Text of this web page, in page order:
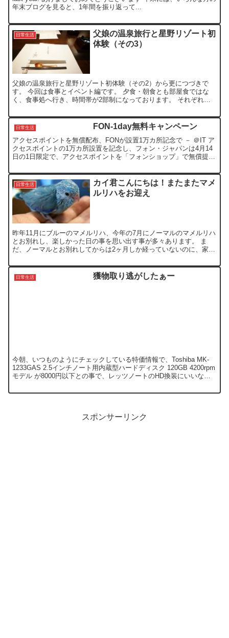
年末ブログを見ると、1年間を振り返って...
日常生活
父娘の温泉旅行と星野リゾート初
体験（その3）
父娘の温泉旅行と星野リゾート初体験（その2）から更につづきで
す。 今回は食事とイベント編です。 夕食・朝食とも部屋食ではな
く、食事処へ行き、時間帯が2部制になっております。 それぞれ、
日常生活 FON-1day無料キャンペーン
アクセスポイントを無償配布、FONが設置1万カ所記念で － ＠IT ア
クセスポイントの1万カ所設置を記念し、フォン・ジャパンは4月14
日の1日限定で、アクセスポイントを「フォンショップ」で無償提供
日常生活
カイ君こんにちは！またまたマメ
ルリハをお迎え
昨年11月にブルーのマメルリハ、今年の7月にノーマルのマメルリハ
とお別れし、楽しかった日の事を思い出す事が多々あります。 ま
だ、ノーマルとお別れしてからは2ヶ月しか経っていないのに、家族
日常生活 獲物取り逃がしたぁー
今朝、いつものようにチェックしている特価情報で、Toshiba MK-
1233GAS 2.5インチノート用内蔵型ハードディスク 120GB 4200rpm
モデル が8000円以下との事で、レッツノートのHD換装にいいなぁ
スポンサーリンク